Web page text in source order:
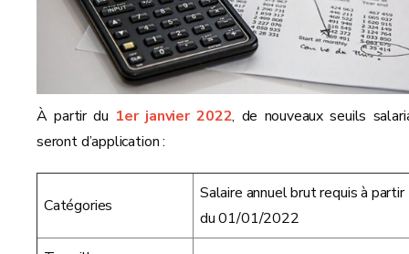
À partir du 1er janvier 2022, de nouveaux seuils
seront d’application :
Catégories
Salaire annuel brut requis à partir
du 01/01/2022